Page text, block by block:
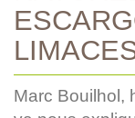
Marc Bouilhol,